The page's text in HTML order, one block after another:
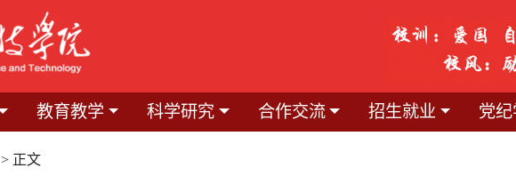
教育教学 科学研究 合作交流 招生就业 党
正文